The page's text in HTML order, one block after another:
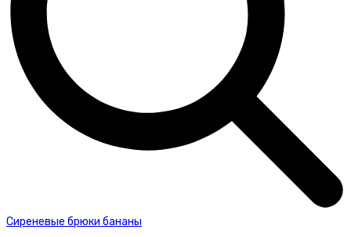
Сиреневые брюки бананы